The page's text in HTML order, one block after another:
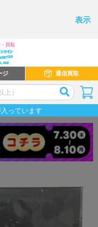
表示
買取
ジ 通信買取
っています